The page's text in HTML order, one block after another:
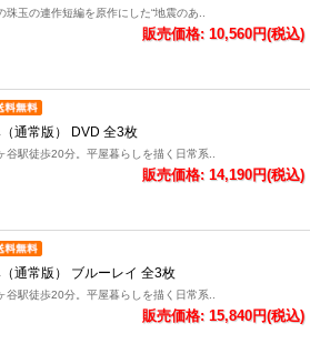
珠玉の連作短編を原作にした“地震のあ..
販売価格: 10,560円(税込)
通常版） DVD 全3枚
谷駅徒歩20分。平屋暮らしを描く日常系..
販売価格: 14,190円(税込)
通常版） ブルーレイ 全3枚
谷駅徒歩20分。平屋暮らしを描く日常系..
販売価格: 15,840円(税込)